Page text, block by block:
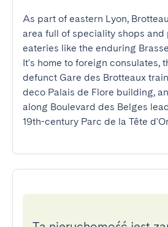
As part of eastern Lyon,
area full of speciality shops
eateries like the enduring
It's home to foreign consulates,
defunct Gare des Brotteaux
deco Palais de Flore building,
along Boulevard des Belges
19th-century Parc de la Tête